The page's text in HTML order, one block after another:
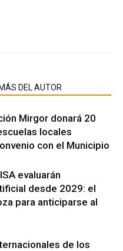
MÁS DEL AUTOR
Mirgor donará 20
locales
con el Municipio
evaluarán
desde 2029: el
para anticiparse al
de los